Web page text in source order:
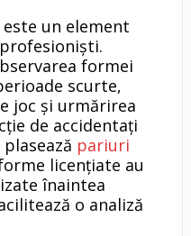
un element
formei
scurte,
joc și urmărirea
de accidentați
pariuri
licențiate au
înaintea
o analiză